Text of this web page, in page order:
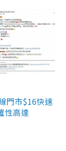
門市$16快速
性高達